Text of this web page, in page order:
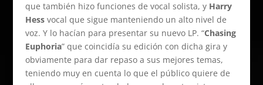
que también hizo funciones de vocal solista, y Harry
Hessvocal que sigue manteniendo un alto nivel de
voz. Y lo hacían para presentar su nuevo LP. “Chasing
Euphoria” que coincidía su edición con dicha gira y
obviamente para dar repaso a sus mejores temas,
teniendo muy en cuenta lo que el público quiere de